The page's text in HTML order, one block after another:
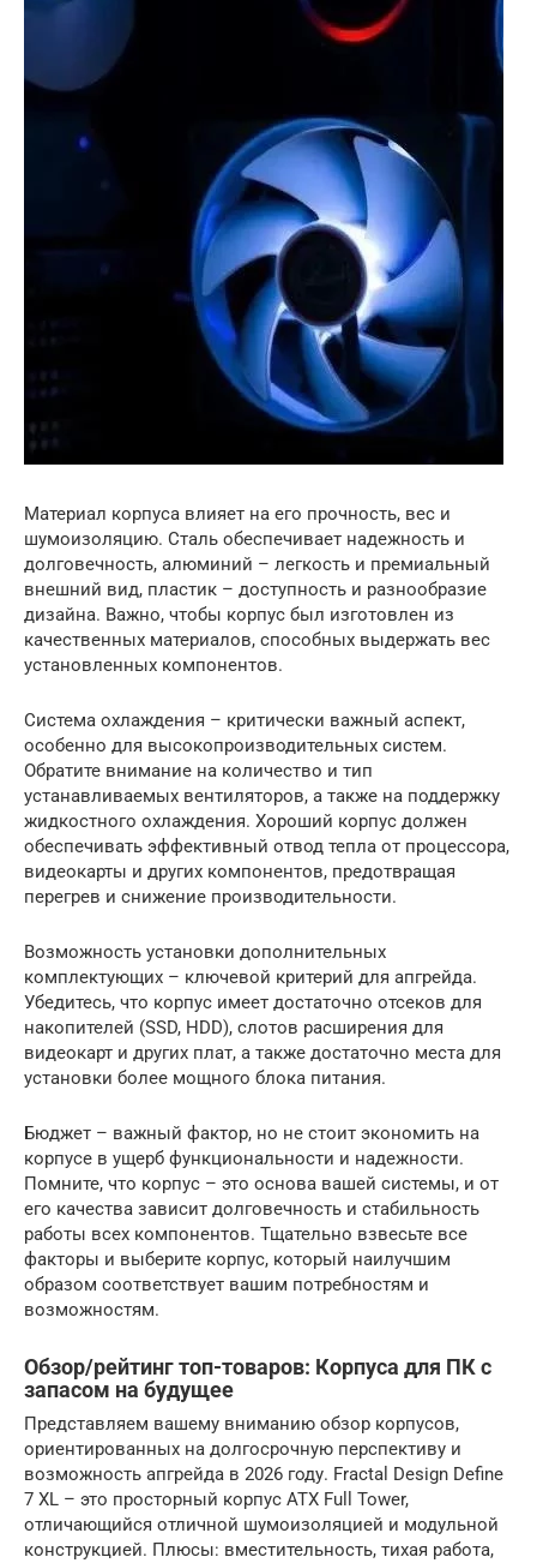
Материал корпуса влияет на его прочность, вес и
шумоизоляцию. Сталь обеспечивает надежность и
долговечность, алюминий – легкость и премиальный
внешний вид, пластик – доступность и разнообразие
дизайна. Важно, чтобы корпус был изготовлен из
качественных материалов, способных выдержать вес
установленных компонентов.
Система охлаждения – критически важный аспект,
особенно для высокопроизводительных систем.
Обратите внимание на количество и тип
устанавливаемых вентиляторов, а также на поддержку
жидкостного охлаждения. Хороший корпус должен
обеспечивать эффективный отвод тепла от процессора,
видеокарты и других компонентов, предотвращая
перегрев и снижение производительности.
Возможность установки дополнительных
комплектующих – ключевой критерий для апгрейда.
Убедитесь, что корпус имеет достаточно отсеков для
накопителей (SSD, HDD), слотов расширения для
видеокарт и других плат, а также достаточно места для
установки более мощного блока питания.
Бюджет – важный фактор, но не стоит экономить на
корпусе в ущерб функциональности и надежности.
Помните, что корпус – это основа вашей системы, и от
его качества зависит долговечность и стабильность
работы всех компонентов. Тщательно взвесьте все
факторы и выберите корпус, который наилучшим
образом соответствует вашим потребностям и
возможностям.
Обзор/рейтинг топ-товаров: Корпуса для ПК с
запасом на будущее
Представляем вашему вниманию обзор корпусов,
ориентированных на долгосрочную перспективу и
возможность апгрейда в 2026 году. Fractal Design Define
7 XL – это просторный корпус ATX Full Tower,
отличающийся отличной шумоизоляцией и модульной
конструкцией. Плюсы: вместительность, тихая работа,